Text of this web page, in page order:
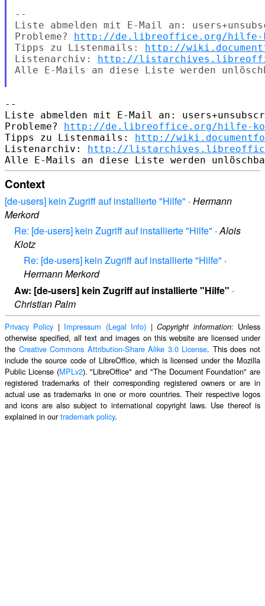
--
Liste abmelden mit E-Mail an:
Probleme? http://de.libreoffice.org/hilfe-
Tipps zu Listenmails: http://
Listenarchiv: http://
Alle E-Mails an diese Liste werden
--
Liste abmelden mit E-Mail an:
Probleme? http://de.libreoffice.org/hilfe-
Tipps zu Listenmails: http://
Listenarchiv: http://
Context
[de-users] kein Zugriff auf installierte "Hilfe" · Hermann
Merkord
Re: [de-users] kein Zugriff auf installierte "Hilfe" ·Alois
Klotz
Re: [de-users] kein Zugriff auf installierte "Hilfe" ·
Hermann Merkord
Aw: [de-users] kein Zugriff auf installierte "Hilfe" ·
Christian Palm
Privacy Policy | Impressum (Legal Info) |Copyright information: Unless
otherwise specified, all text and images on this website are licensed under
the Creative Commons Attribution-Share Alike 3.0 License. This does not
include the source code of LibreOffice, which is licensed under the Mozilla
Public License (MPLv2). "LibreOffice" and "The Document Foundation" are
registered trademarks of their corresponding registered owners or are in
actual use as trademarks in one or more countries. Their respective logos
and icons are also subject to international copyright laws. Use thereof is
explained in ourtrademark policy.